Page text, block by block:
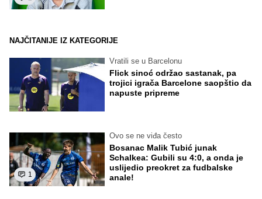
NAJČITANIJE IZ KATEGORIJE
Vratili se u Barcelonu
Flick sinoć održao sastanak, pa
trojici igrača Barcelone saopštio da
napuste pripreme
1
Ovo se ne viđa često
Bosanac Malik Tubić junak
Schalkea: Gubili su 4:0, a onda je
uslijedio preokret za fudbalske
anale!